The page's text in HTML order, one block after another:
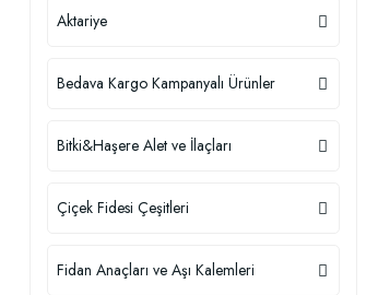
Aktariye
Bedava Kargo Kampanyalı Ürünler
Bitki&Haşere Alet ve İlaçları
Çiçek Fidesi Çeşitleri
Fidan Anaçları ve Aşı Kalemleri